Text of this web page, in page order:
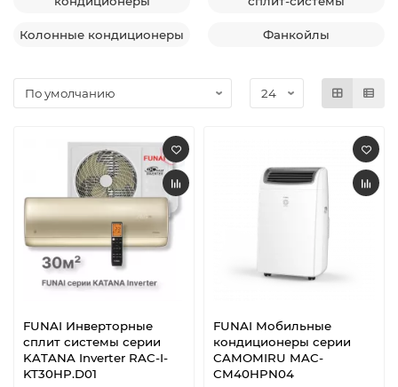
Колонные кондиционеры Фанкойлы
FUNAI Инверторные
сплит системы серии
KATANA Inverter RAC-I-
KT30HP.D01
FUNAI Мобильные
кондиционеры cерии
CAMOMIRU MAC-
CM40HPN04